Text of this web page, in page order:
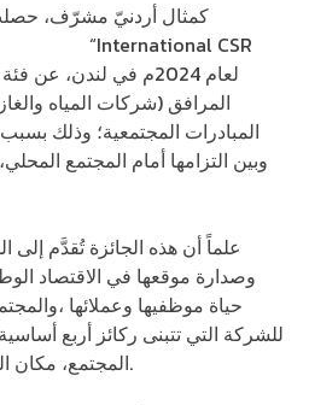
كمثال أردنيّ مشرّف،
“International CSR
المرافق (شركات المياه
المبادرات المجتمعية؛ وذلك بسبب
وبين التزامها أمام المجتمع
علماً أن هذه الجائزة تُقدَّم
وصدارة موقعها في الاقتصاد
حياة موظفيها وعملائها
للشركة التي تتبنى ركائز أربع
المجتمع، مكان العمل، العمل الخيري، والبيئة.